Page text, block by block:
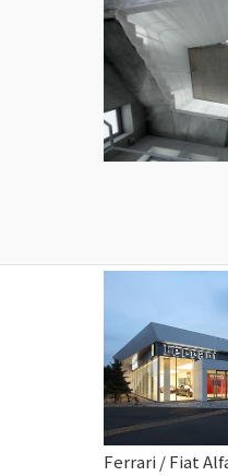
Ferrari / Fiat